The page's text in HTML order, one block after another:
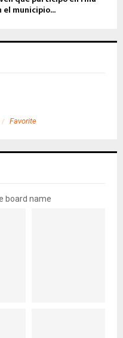
el municipio...
Favorite
board name